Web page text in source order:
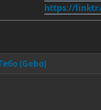
https://
Гебо (Gebo)